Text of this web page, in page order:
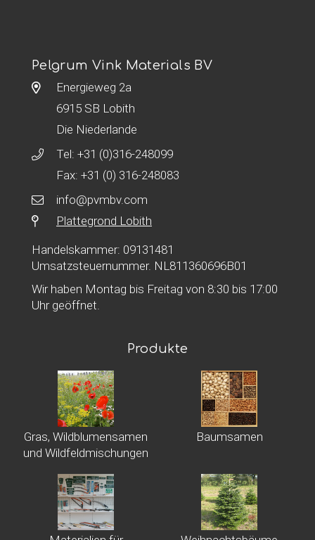
Pelgrum Vink Materials BV
Energieweg 2a
6915 SB Lobith
Die Niederlande
Tel: +31 (0)316-248099
Fax: +31 (0) 316-248083
info@pvmbv.com
Plattegrond Lobith
Handelskammer: 09131481
Umsatzsteuernummer. NL811360696B01
Wir haben Montag bis Freitag von 8:30 bis 17:00
Uhr geöffnet.
Produkte
Gras, Wildblumensamen
und Wildfeldmischungen
Baumsamen